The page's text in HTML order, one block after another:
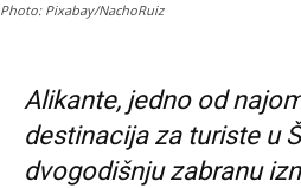
Photo: Pixabay/NachoRuiz
Alikante, jedno od
destinacija za turiste u
dvogodišnju zabranu